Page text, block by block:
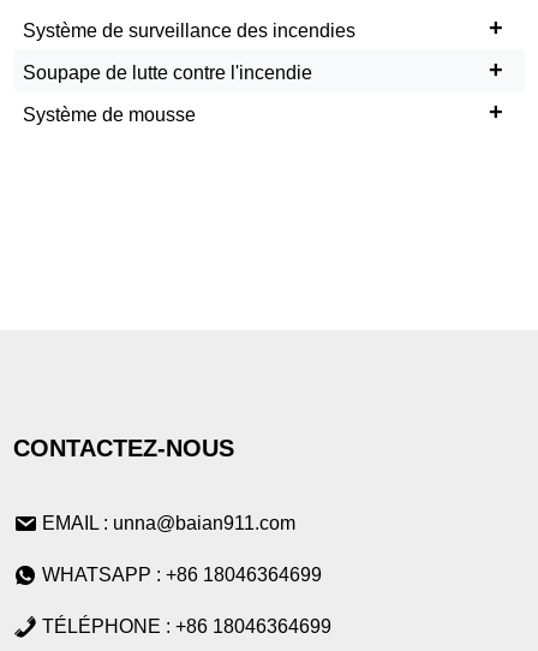
+
Système de surveillance des incendies
+
Soupape de lutte contre l'incendie
+
Système de mousse
CONTACTEZ-NOUS
EMAIL : unna@baian911.com
WHATSAPP : +86 18046364699
TÉLÉPHONE : +86 18046364699